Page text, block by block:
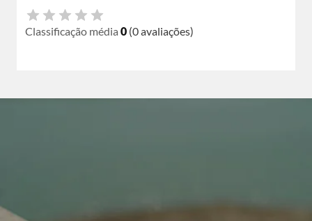
Classificação média 0 (0 avaliações)